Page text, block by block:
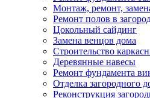
Монтаж, ремонт,
Ремонт полов в
Цокольный сайдинг
Замена венцов дома
Строительство
Деревянные навесы
Ремонт фундамента
Отделка загородного
Реконструкция